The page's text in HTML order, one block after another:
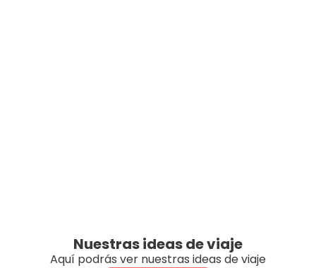
Nuestras ideas de viaje
Aquí podrás ver nuestras ideas de viaje